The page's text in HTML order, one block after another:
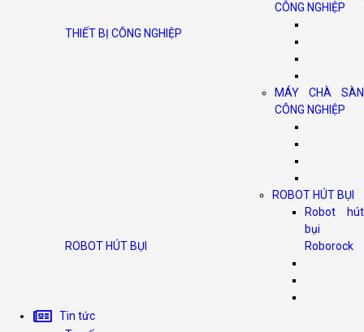
THIẾT BỊ CÔNG NGHIỆP
CÔNG NGHIỆP
MÁY CHÀ SÀN
CÔNG NGHIỆP
ROBOT HÚT BỤI
ROBOT HÚT BỤI
Robot hút
bụi
Roborock
Tin tức